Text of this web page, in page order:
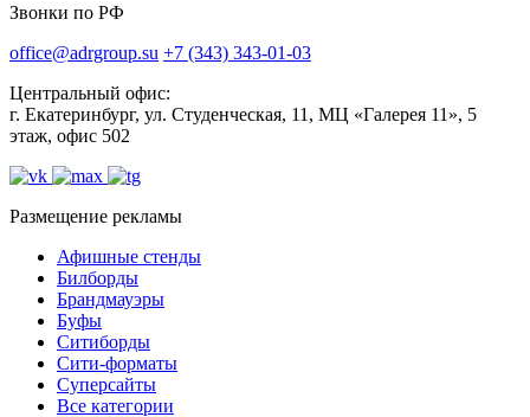
Звонки по РФ
office@adrgroup.su +7 (343) 343-01-03
Центральный офис:
г. Екатеринбург, ул. Студенческая, 11, МЦ «Галерея 11», 5
этаж, офис 502
Размещение рекламы
Афишные стенды
Билборды
Брандмауэры
Буфы
Ситиборды
Сити-форматы
Суперсайты
Все категории